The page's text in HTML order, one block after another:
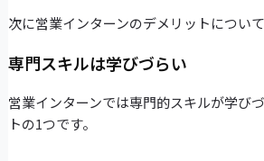
次に営業インターンのデメリットについ
専門スキルは学びづらい
営業インターンでは専門的スキルが学び
トの1つです。